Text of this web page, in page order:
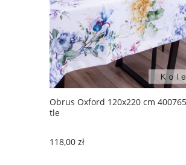
Obrus Oxford 120x220 cm
tle
118,00 zł